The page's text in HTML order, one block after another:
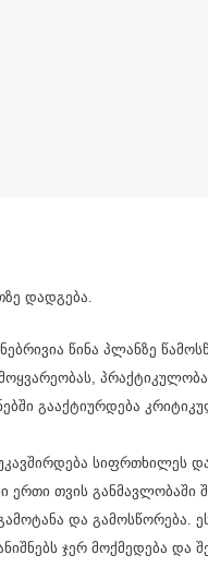
დადგება.
წინა პლანზე
გააქტიურდება
სიფრთხილეს
ერთი თვის განმავლობაში
და გამოსწორება.
ჯერ მოქმედება და